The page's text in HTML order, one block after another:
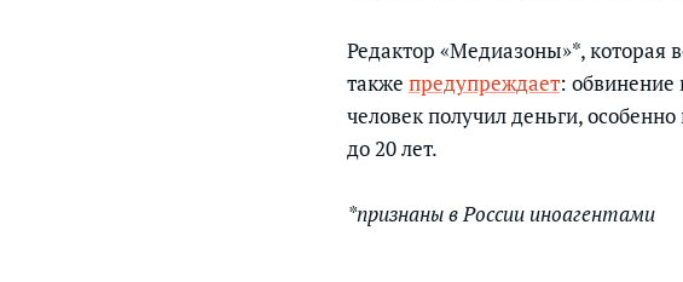
Редактор «Медиазоны»*, которая
также предупреждает: обвинение
человек получил деньги,
до 20 лет.
*признаны в России иноагентами